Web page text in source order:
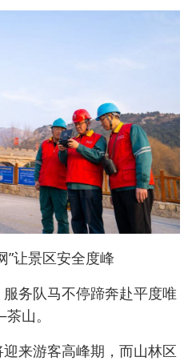
”让景区安全度峰
务队马不停蹄奔赴平度唯
山。
来游客高峰期，而山林区